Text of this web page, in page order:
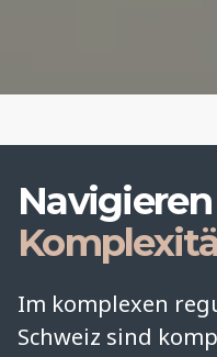
Im komplexen
Schweiz sind